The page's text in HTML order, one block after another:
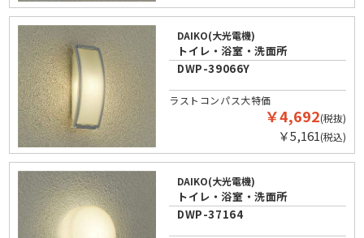
DAIKO(大光電機)
トイレ・浴室・洗面所
DWP-39066Y
ラストコンパス大特価
￥4,692(税抜)
￥5,161(税込)
DAIKO(大光電機)
トイレ・浴室・洗面所
DWP-37164